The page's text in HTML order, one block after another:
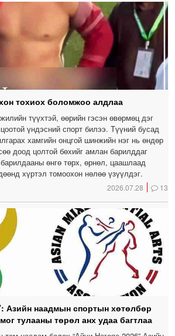
тохиох боломжоо алдлаа
түүхтэй, өөрийн гэсэн өвөрмөц дэг
үндэсний спорт билээ. Түүний бусад
хамгийн онцгой шинжийн нэг нь өндөр
доод цолтой бөхийг амлан барилддаг
өнгө төрх, өрнөл, цаашлаад
хүртэл томоохон нөлөө үзүүлдэг.
2026.07.28 13
Азийн наадмын спортын хөтөлбөр
тулааны төрөл анх удаа багтлаа